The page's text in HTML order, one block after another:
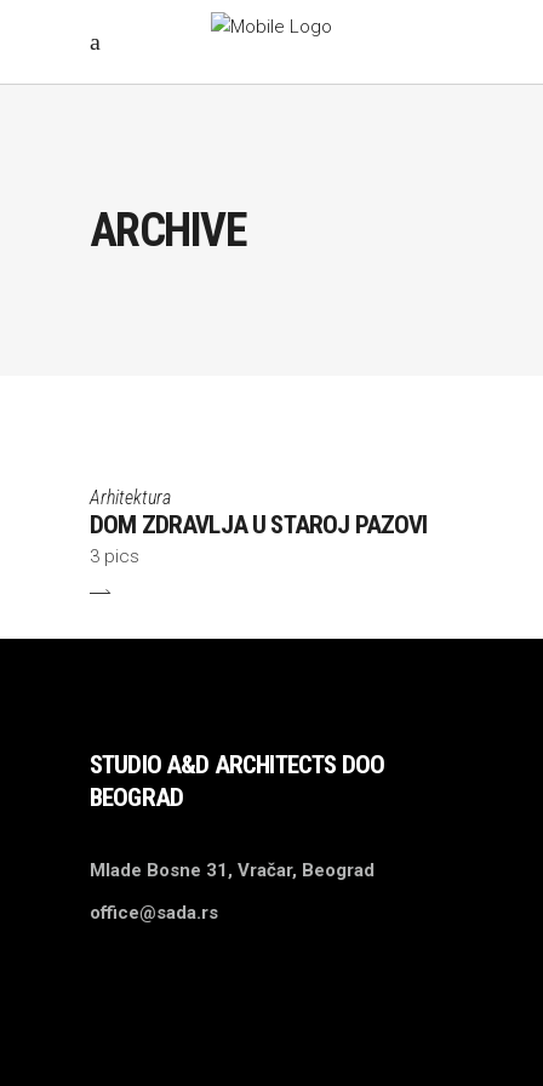
ARCHIVE
Arhitektura
DOM ZDRAVLJA U STAROJ PAZOVI
3 pics
STUDIO A&D ARCHITECTS DOO
BEOGRAD
Mlade Bosne 31, Vračar, Beograd
office@sada.rs